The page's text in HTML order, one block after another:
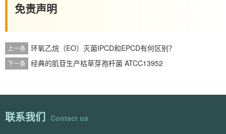
免责声明
上一条 环氧乙烷（EO）灭菌IPCD和EPCD有何区别？
下一条 经典的肌苷生产枯草芽孢杆菌 ATCC13952
联系我们 Contact us